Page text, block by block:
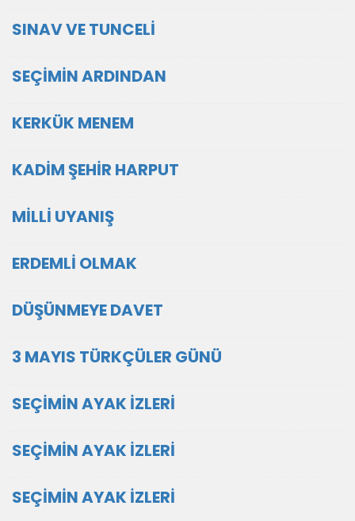
SINAV VE TUNCELİ
SEÇİMİN ARDINDAN
KERKÜK MENEM
KADİM ŞEHİR HARPUT
MİLLİ UYANIŞ
ERDEMLİ OLMAK
DÜŞÜNMEYE DAVET
3 MAYIS TÜRKÇÜLER GÜNÜ
SEÇİMİN AYAK İZLERİ
SEÇİMİN AYAK İZLERİ
SEÇİMİN AYAK İZLERİ